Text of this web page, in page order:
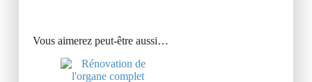
Vous aimerez peut-être aussi…